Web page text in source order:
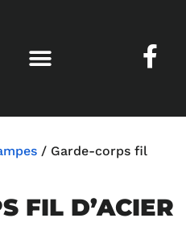
/ Garde-corps fil
FIL D’ACIER